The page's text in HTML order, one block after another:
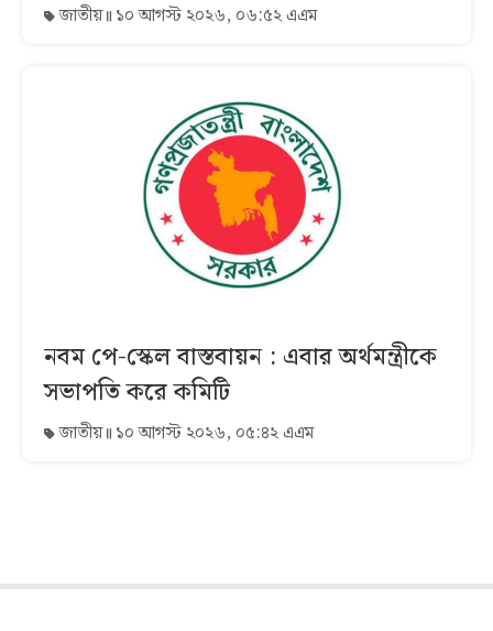
জাতীয় ১০ আগস্ট ২০২৬, ০৬:৫২ এএম
নবম পে-স্কেল বাস্তবায়ন : এবার অর্থমন্ত্রীকে
সভাপতি করে কমিটি
জাতীয় ১০ আগস্ট ২০২৬, ০৫:৪২ এএম